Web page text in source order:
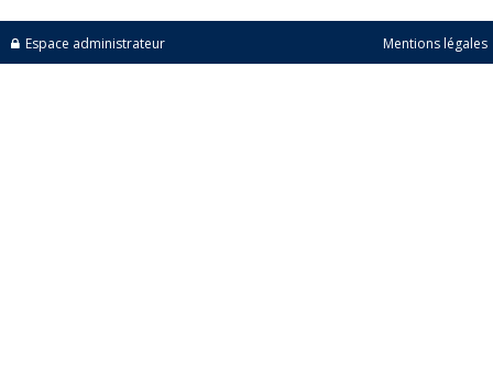
Espace administrateur Mentions légales